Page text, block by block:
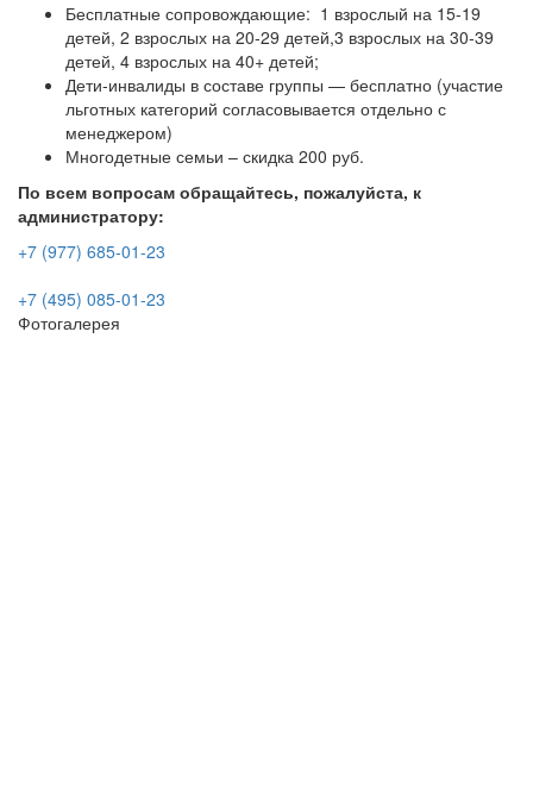
Бесплатные сопровождающие: 1 взрослый на 15-19
детей, 2 взрослых на 20-29 детей,3 взрослых на 30-39
детей, 4 взрослых на 40+ детей;
Дети-инвалиды в составе группы — бесплатно (участие
льготных категорий согласовывается отдельно с
менеджером)
Многодетные семьи – скидка 200 руб.
По всем вопросам обращайтесь, пожалуйста, к
администратору:
+7 (977) 685-01-23
+7 (495) 085-01-23
Фотогалерея